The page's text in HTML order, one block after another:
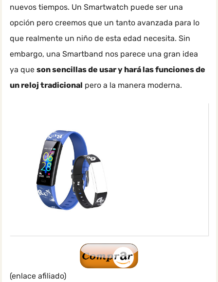
nuevos tiempos. Un Smartwatch puede ser una
opción pero creemos que un tanto avanzada para lo
que realmente un niño de esta edad necesita. Sin
embargo, una Smartband nos parece una gran idea
ya que son sencillas de usar y hará las funciones de
un reloj tradicional pero a la manera moderna.
(enlace afiliado)